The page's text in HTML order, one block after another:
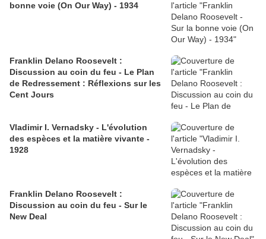
bonne voie (On Our Way) - 1934
Franklin Delano Roosevelt :
Discussion au coin du feu - Le Plan
de Redressement : Réflexions sur les
Cent Jours
Vladimir I. Vernadsky - L'évolution
des espèces et la matière vivante -
1928
Franklin Delano Roosevelt :
Discussion au coin du feu - Sur le
New Deal